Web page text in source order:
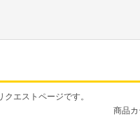
エストページです。
商品